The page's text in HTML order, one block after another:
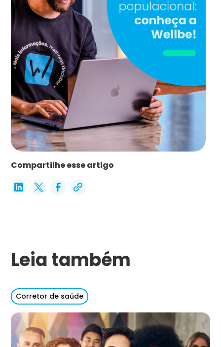
Compartilhe esse artigo
Leia também
Corretor de saúde